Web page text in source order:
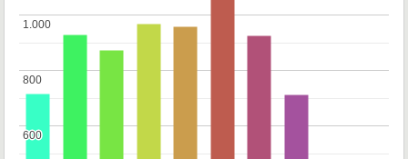
600
600
800
800
1.000
1.000